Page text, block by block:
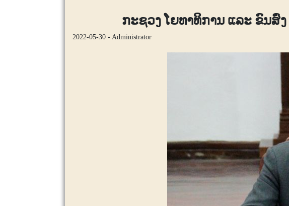
ກະຊວງ ໂຍທາທິການ ແລະ ຂົນສົ່
2022-05-30 - Administrator